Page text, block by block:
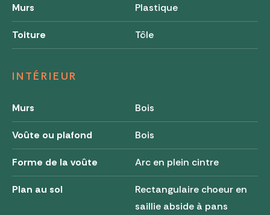
Murs Plastique
Toiture Tôle
INTÉRIEUR
Murs Bois
Voûte ou plafond Bois
Forme de la voûte Arc en plein cintre
Plan au sol
Rectangulaire choeur en
saillie abside à pans